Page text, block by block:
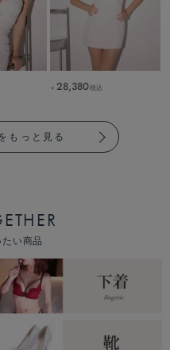
￥ 28,380税込
もっと見る
い商品